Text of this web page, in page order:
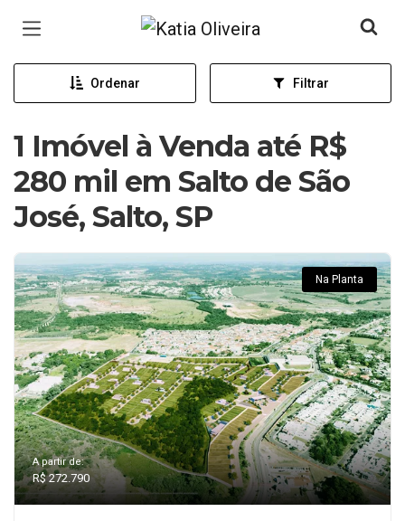
Página inicial
Ordenar Filtrar
1 Imóvel à Venda até R$
280 mil em Salto de São
José, Salto, SP
Na Planta
A partir de:
R$ 272.790